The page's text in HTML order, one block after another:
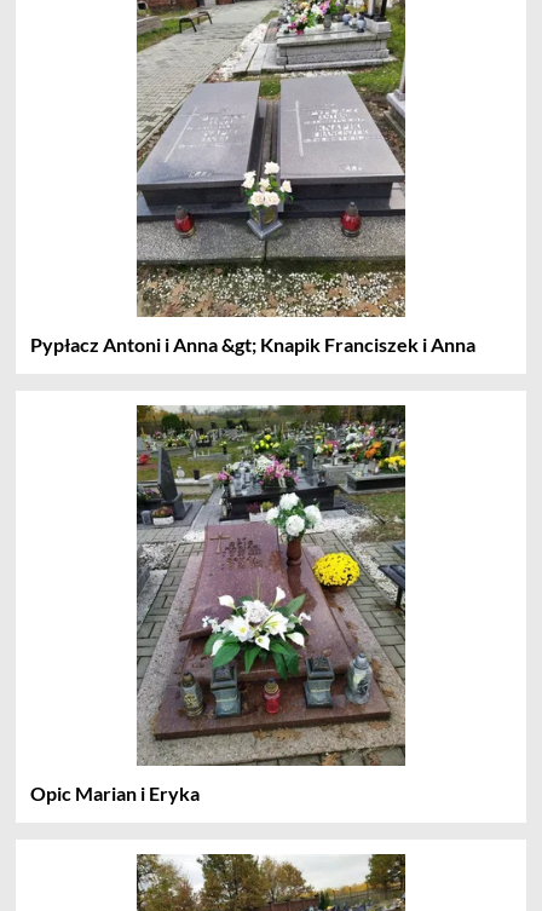
Pypłacz Antoni i Anna &gt; Knapik Franciszek i Anna
Opic Marian i Eryka